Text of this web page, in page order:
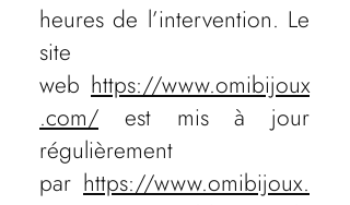
heures de l’intervention. Le
site
web https://www.omibijoux
.com/ est mis à jour
régulièrement
par https://www.omibijoux.